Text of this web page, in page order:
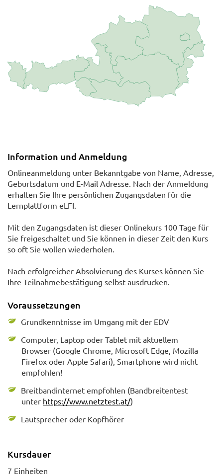
Information und Anmeldung
Onlineanmeldung unter Bekanntgabe von Name, Adresse,
Geburtsdatum und E-Mail Adresse. Nach der Anmeldung
erhalten Sie Ihre persönlichen Zugangsdaten für die
Lernplattform eLFI.
Mit den Zugangsdaten ist dieser Onlinekurs 100 Tage für
Sie freigeschaltet und Sie können in dieser Zeit den Kurs
so oft Sie wollen wiederholen.
Nach erfolgreicher Absolvierung des Kurses können Sie
Ihre Teilnahmebestätigung selbst ausdrucken.
Voraussetzungen
Grundkenntnisse im Umgang mit der EDV
Computer, Laptop oder Tablet mit aktuellem
Browser (Google Chrome, Microsoft Edge, Mozilla
Firefox oder Apple Safari), Smartphone wird nicht
empfohlen!
Breitbandinternet empfohlen (Bandbreitentest
unter https://www.netztest.at/)
Lautsprecher oder Kopfhörer
Kursdauer
7 Einheiten